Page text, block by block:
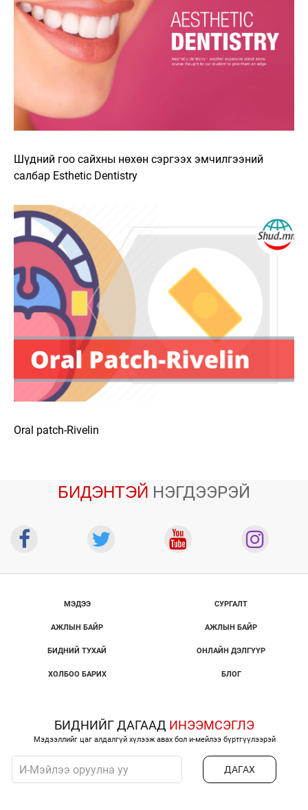
Шүдний гоо сайхны нөхөн сэргээх эмчилгээний
салбар Esthetic Dentistry
Oral patch-Rivelin
БИДЭНТЭЙ НЭГДЭЭРЭЙ
МЭДЭЭ
АЖЛЫН БАЙР
БИДНИЙ ТУХАЙ
ХОЛБОО БАРИХ
СУРГАЛТ
АЖЛЫН БАЙР
ОНЛАЙН ДЭЛГҮҮР
БЛОГ
БИДНИЙГ ДАГААД ИНЭЭМСЭГЛЭ
Мэдээллийг цаг алдалгүй хүлээж авах бол и-мейлээ бүртгүүлээрэй
ДАГАХ